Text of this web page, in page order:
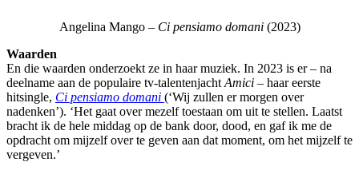
Angelina Mango – Ci pensiamo domani (2023)
Waarden
En die waarden onderzoekt ze in haar muziek. In 2023 is er – na
deelname aan de populaire tv-talentenjacht Amici – haar eerste
hitsingle, Ci pensiamo domani (‘Wij zullen er morgen over
nadenken’). ‘Het gaat over mezelf toestaan om uit te stellen. Laatst
bracht ik de hele middag op de bank door, dood, en gaf ik me de
opdracht om mijzelf over te geven aan dat moment, om het mijzelf te
vergeven.’